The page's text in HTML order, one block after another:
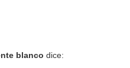
blanco dice: